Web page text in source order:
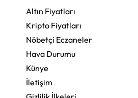
Altın Fiyatları
Kripto Fiyatları
Nöbetçi Eczaneler
Hava Durumu
Künye
İletişim